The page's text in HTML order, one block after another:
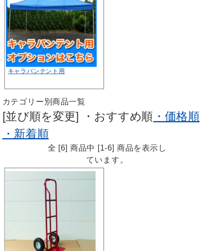
キャラバンテント用
カテゴリー別商品一覧
[並び順を変更] ・おすすめ順 ・価格順
・新着順
全 [6] 商品中 [1-6] 商品を表示し
ています。